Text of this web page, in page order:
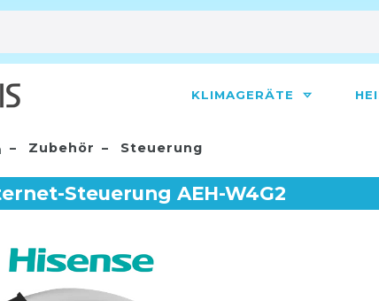
KLIMAGERÄTE
Zubehör Steuerung
Steuerung AEH-W4G2